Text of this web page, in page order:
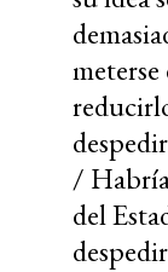
/
del